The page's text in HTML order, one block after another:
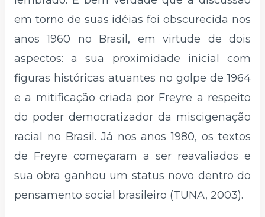
em torno de suas idéias foi obscurecida nos
anos 1960 no Brasil, em virtude de dois
aspectos: a sua proximidade inicial com
figuras históricas atuantes no golpe de 1964
e a mitificação criada por Freyre a respeito
do poder democratizador da miscigenação
racial no Brasil. Já nos anos 1980, os textos
de Freyre começaram a ser reavaliados e
sua obra ganhou um status novo dentro do
pensamento social brasileiro (TUNA, 2003).